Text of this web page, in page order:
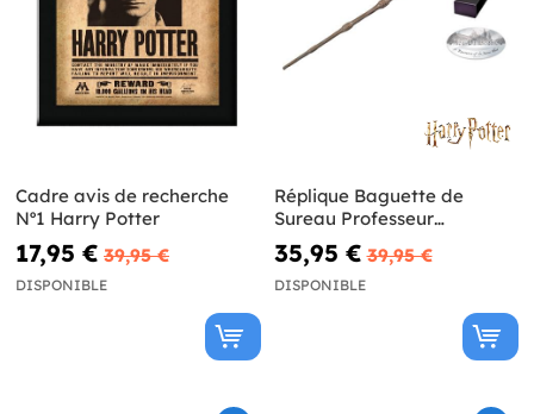
Cadre avis de recherche
Nº1 Harry Potter
17,95 € 39,95 €
DISPONIBLE
Réplique Baguette de
Sureau Professeur
Dumbledore - Harry Potter
35,95 € 39,95 €
DISPONIBLE